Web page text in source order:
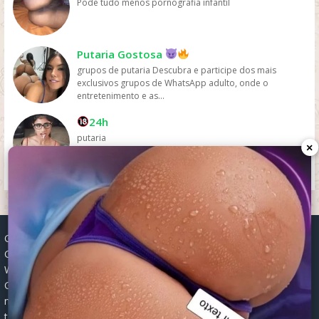
Putaria Gostosa
grupos de putaria Descubra e participe dos mais
exclusivos grupos de WhatsApp adulto, onde o
entretenimento e as...
24h
putaria
Grupos WhatsApp, Links de grupos, Entrar grupos WhatsApp,
Grupos de compra e venda, Links WhatsApp atualizados, Grupos
WhatsApp 2025, Links para grupos, Participar grupos WhatsApp,
Grupos ativos WhatsApp, Links gratuitos, Grupos WhatsApp
negócios, Links grupos Brasil, Grupos WhatsApp regionais, Grupos
temáticos WhatsApp, Links públicos WhatsApp, Grupos WhatsApp
×